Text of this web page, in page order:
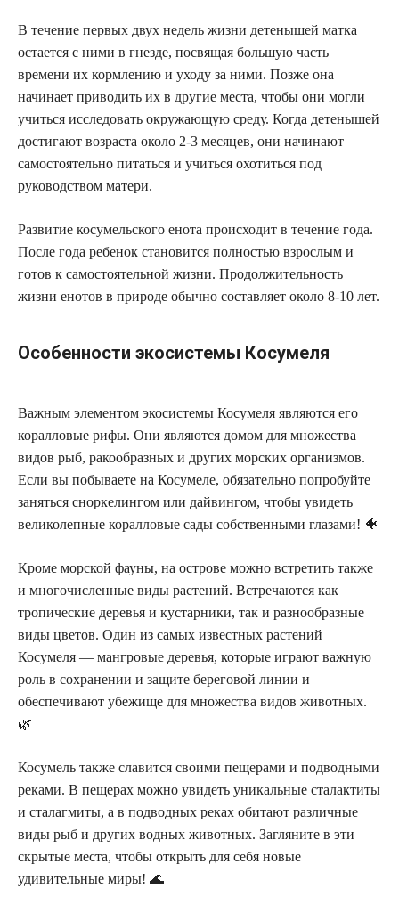
В течение первых двух недель жизни детенышей матка
остается с ними в гнезде, посвящая большую часть
времени их кормлению и уходу за ними. Позже она
начинает приводить их в другие места, чтобы они могли
учиться исследовать окружающую среду. Когда детенышей
достигают возраста около 2-3 месяцев, они начинают
самостоятельно питаться и учиться охотиться под
руководством матери.
Развитие косумельского енота происходит в течение года.
После года ребенок становится полностью взрослым и
готов к самостоятельной жизни. Продолжительность
жизни енотов в природе обычно составляет около 8-10 лет.
Особенности экосистемы Косумеля
Важным элементом экосистемы Косумеля являются его
коралловые рифы. Они являются домом для множества
видов рыб, ракообразных и других морских организмов.
Если вы побываете на Косумеле, обязательно попробуйте
заняться сноркелингом или дайвингом, чтобы увидеть
великолепные коралловые сады собственными глазами! 🐠
Кроме морской фауны, на острове можно встретить также
и многочисленные виды растений. Встречаются как
тропические деревья и кустарники, так и разнообразные
виды цветов. Один из самых известных растений
Косумеля — мангровые деревья, которые играют важную
роль в сохранении и защите береговой линии и
обеспечивают убежище для множества видов животных.
🌿
Косумель также славится своими пещерами и подводными
реками. В пещерах можно увидеть уникальные сталактиты
и сталагмиты, а в подводных реках обитают различные
виды рыб и других водных животных. Загляните в эти
скрытые места, чтобы открыть для себя новые
удивительные миры! 🌊